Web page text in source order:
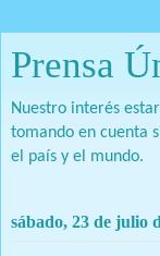
Prensa
Nuestro interés
tomando en cuenta
el país y el mundo.
sábado, 23 de julio